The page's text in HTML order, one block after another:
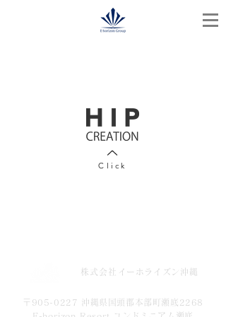
​Click
株式会社 イーホライズン 沖縄
〒905-0227 沖縄県国頭郡本部町瀬底2268